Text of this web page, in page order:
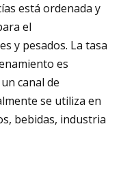
está ordenada y
el
y pesados. La tasa
es
canal de
se utiliza en
bebidas, industria